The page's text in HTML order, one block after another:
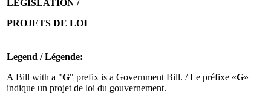
LEGISLATION /
PROJETS DE LOI
Legend / Légende:
A Bill with a "G" prefix is a Government Bill. / Le préfixe «G»
indique un projet de loi du gouvernement.